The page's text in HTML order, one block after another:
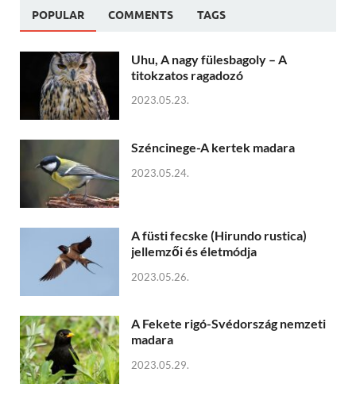
POPULAR COMMENTS TAGS
Uhu, A nagy fülesbagoly – A
titokzatos ragadozó
2023.05.23.
Széncinege-A kertek madara
2023.05.24.
A füsti fecske (Hirundo rustica)
jellemzői és életmódja
2023.05.26.
A Fekete rigó-Svédország nemzeti
madara
2023.05.29.